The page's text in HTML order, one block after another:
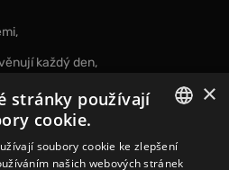
každý den,
CZECH
×
stránky používají
cookie.
soubory cookie ke zlepšení
našich webových stránek